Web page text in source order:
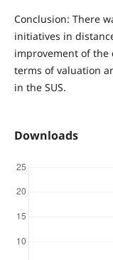
Conclusion: There
initiatives in
improvement of
terms of valuation
in the SUS.
Downloads